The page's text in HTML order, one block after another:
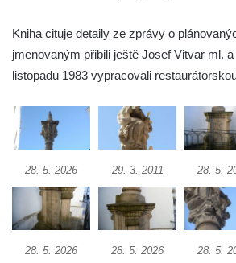
Sloup Panny Marie v Bělé pod Bezdězem
Sloup s kaplicí (boží muka) v Kyjích
Sloup Panny Marie v Třebechovicích pod
Orebem
Sloup Nejsvětější Trojice v Třebechovicích
pod Orebem
Kniha cituje detaily ze zprávy o
jmenovaným přibili ještě Josef Vitvar ml.
listopadu 1983 vypracovali
28. 5. 2026 29. 3. 2011 28. 5.
28. 5. 2026 28. 5. 2026 28. 5.